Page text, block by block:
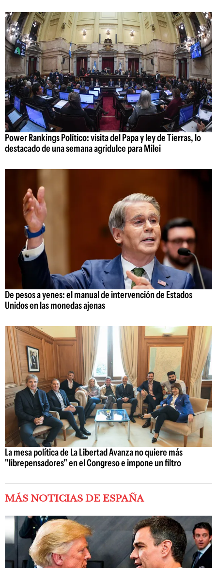
Power Rankings Político: visita del Papa y ley de Tierras, lo
destacado de una semana agridulce para Milei
De pesos a yenes: el manual de intervención de Estados
Unidos en las monedas ajenas
La mesa política de La Libertad Avanza no quiere más
"librepensadores" en el Congreso e impone un filtro
MÁS NOTICIAS DE ESPAÑA